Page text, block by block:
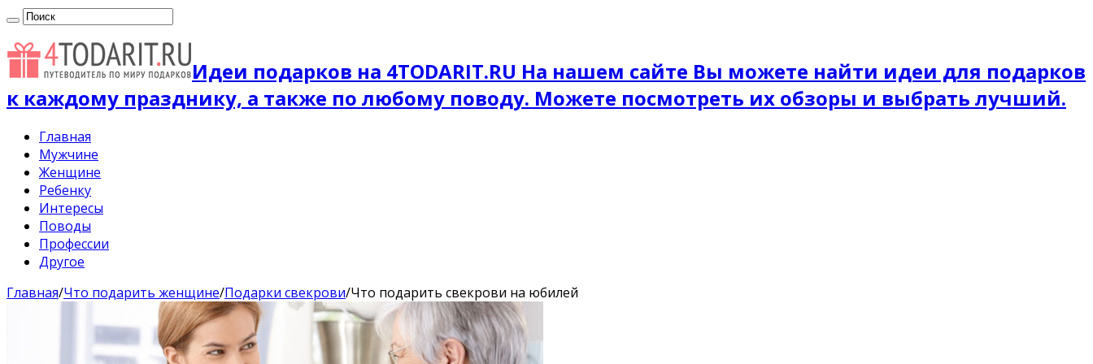
Идеи подарков на 4TODARIT.RU На нашем сайте Вы можете найти идеи для подарков
к каждому празднику, а также по любому поводу. Можете посмотреть их обзоры и выбрать лучший.
Главная
Мужчине
Женщине
Ребенку
Интересы
Поводы
Профессии
Другое
Главная/Что подарить женщине/Подарки свекрови/Что подарить свекрови на юбилей